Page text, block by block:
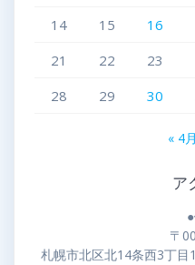
14
15 16
21
22 23
28
29 30
« 4月
ア
〒
札幌市北区北14条西3丁